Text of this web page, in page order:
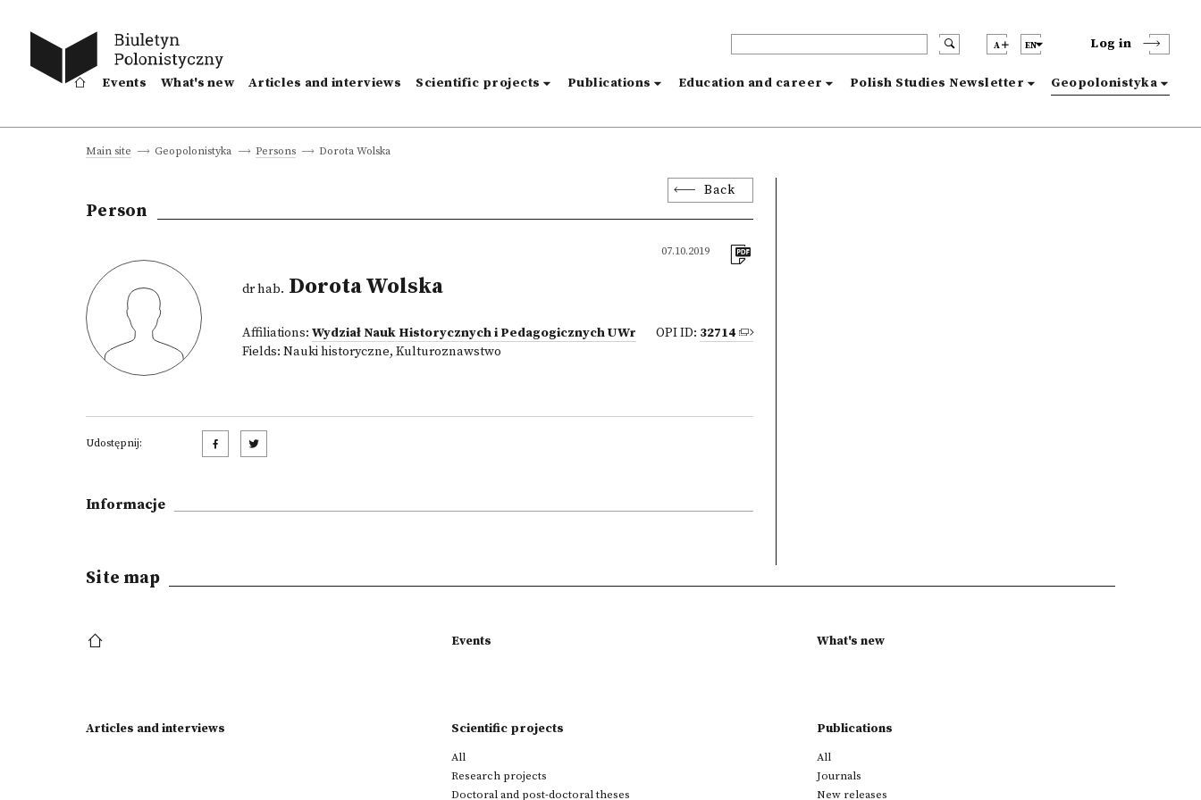
A EN Log in
Events What's new Articles and interviews Scientific projects Publications Education and career Polish Studies Newsletter Geopolonistyka
Main site Geopolonistyka Persons Dorota Wolska
Back
Person
07.10.2019
dr hab. Dorota Wolska
Affiliations: Wydział Nauk Historycznych i Pedagogicznych UWr
Fields: Nauki historyczne, Kulturoznawstwo
OPI ID: 32714
Udostępnij:
Informacje
Site map
Events What's new
Articles and interviews Scientific projects
All
Research projects
Doctoral and post-doctoral theses
Publications
All
Journals
New releases